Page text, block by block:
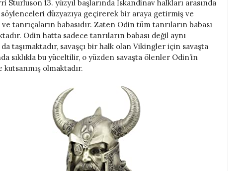
13. yüzyıl başlarında İskandinav halkları arasında
düzyazıya geçirerek bir araya getirmiş ve
tanrıçaların babasıdır. Zaten Odin tüm tanrıların babası
Odin hatta sadece tanrıların babası değil aynı
taşımaktadır, savaşçı bir halk olan Vikingler için savaşta
sıklıkla bu yüceltilir, o yüzden savaşta ölenler Odin’in
kutsanmış olmaktadır.